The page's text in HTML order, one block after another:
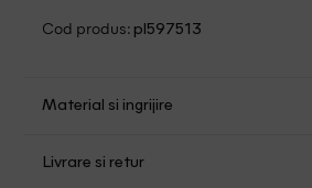
Cod produs: pl597513
Material si ingrijire
Livrare si retur